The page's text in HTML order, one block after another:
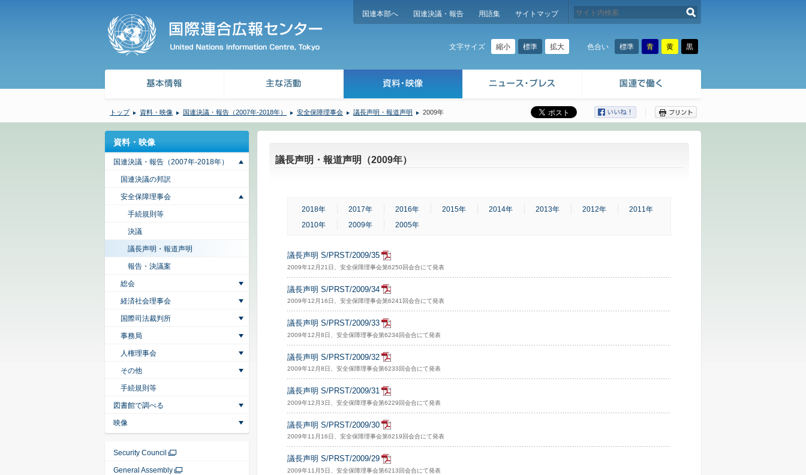
国連本部へ 国連決議・報告 用語集 サイトマップ
文字サイズ 縮小 標準 拡大 色合い 標準 青 黄 黒
トップ 資料・映像 国連決議・報告（2007年-2018年） 安全保障理事会 議長声明・報道声明 2009年
議長声明・報道声明（2009年）
2018年 2017年 2016年 2015年 2014年 2013年 2012年
2011年
2010年
2009年 2005年
議長声明 S/PRST/2009/35
2009年12月21日、安全保障理事会第6250回会合にて発表
議長声明 S/PRST/2009/34
2009年12月16日、安全保障理事会第6241回会合にて発表
議長声明 S/PRST/2009/33
2009年12月8日、安全保障理事会第6234回会合にて発表
議長声明 S/PRST/2009/32
2009年12月8日、安全保障理事会第6233回会合にて発表
議長声明 S/PRST/2009/31
2009年12月3日、安全保障理事会第6229回会合にて発表
議長声明 S/PRST/2009/30
2009年11月16日、安全保障理事会第6219回会合にて発表
議長声明 S/PRST/2009/29
2009年11月5日、安全保障理事会第6213回会合にて発表
資料・映像
国連決議・報告（2007年-2018年）
国連決議の邦訳
安全保障理事会
手続規則等
決議
議長声明・報道声明
報告・決議案
総会
経済社会理事会
国際司法裁判所
事務局
人権理事会
その他
手続規則等
図書館で調べる
映像
Security Council
General Assembly